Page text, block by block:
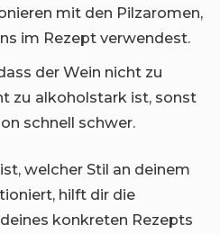
mit den Pilzaromen,
im Rezept verwendest.
der Wein nicht zu
zu alkoholstark ist, sonst
schnell schwer.
welcher Stil an deinem
hilft dir die
konkreten Rezepts